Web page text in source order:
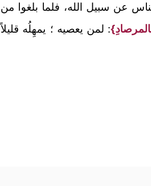
عن سبيل الله، فلما بلغوا من
: لمن يعصيه ؛ يمهِلُه قليلاً